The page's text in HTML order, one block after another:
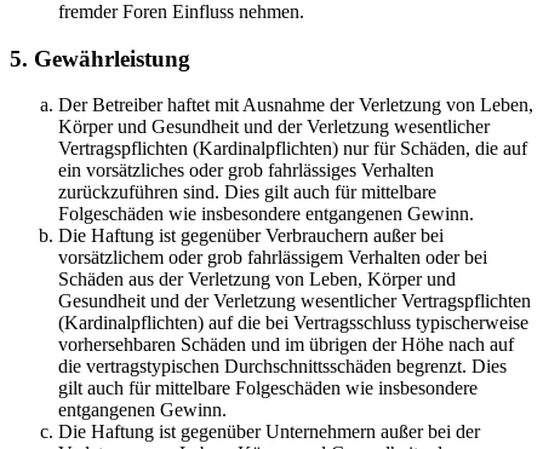
fremder Foren Einfluss nehmen.
5. Gewährleistung
Der Betreiber haftet mit Ausnahme der Verletzung von Leben,
Körper und Gesundheit und der Verletzung wesentlicher
Vertragspflichten (Kardinalpflichten) nur für Schäden, die auf
ein vorsätzliches oder grob fahrlässiges Verhalten
zurückzuführen sind. Dies gilt auch für mittelbare
Folgeschäden wie insbesondere entgangenen Gewinn.
Die Haftung ist gegenüber Verbrauchern außer bei
vorsätzlichem oder grob fahrlässigem Verhalten oder bei
Schäden aus der Verletzung von Leben, Körper und
Gesundheit und der Verletzung wesentlicher Vertragspflichten
(Kardinalpflichten) auf die bei Vertragsschluss typischerweise
vorhersehbaren Schäden und im übrigen der Höhe nach auf
die vertragstypischen Durchschnittsschäden begrenzt. Dies
gilt auch für mittelbare Folgeschäden wie insbesondere
entgangenen Gewinn.
Die Haftung ist gegenüber Unternehmern außer bei der